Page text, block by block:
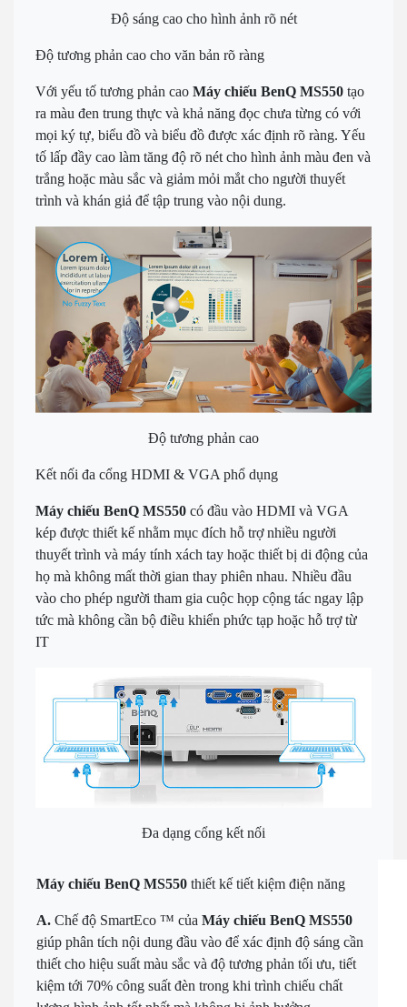
Độ sáng cao cho hình ảnh rõ nét
Độ tương phản cao cho văn bản rõ ràng
Với yếu tố tương phản cao Máy chiếu BenQ MS550 tạo
ra màu đen trung thực và khả năng đọc chưa từng có với
mọi ký tự, biểu đồ và biểu đồ được xác định rõ ràng. Yếu
tố lấp đầy cao làm tăng độ rõ nét cho hình ảnh màu đen và
trắng hoặc màu sắc và giảm mỏi mắt cho người thuyết
trình và khán giả để tập trung vào nội dung.
Độ tương phản cao
Kết nối đa cổng HDMI & VGA phổ dụng
Máy chiếu BenQ MS550 có đầu vào HDMI và VGA
kép được thiết kế nhằm mục đích hỗ trợ nhiều người
thuyết trình và máy tính xách tay hoặc thiết bị di động của
họ mà không mất thời gian thay phiên nhau. Nhiều đầu
vào cho phép người tham gia cuộc họp cộng tác ngay lập
tức mà không cần bộ điều khiển phức tạp hoặc hỗ trợ từ
IT
Đa dạng cổng kết nối
Máy chiếu BenQ MS550 thiết kế tiết kiệm điện năng
A. Chế độ SmartEco ™ của Máy chiếu BenQ MS550
giúp phân tích nội dung đầu vào để xác định độ sáng cần
thiết cho hiệu suất màu sắc và độ tương phản tối ưu, tiết
kiệm tới 70% công suất đèn trong khi trình chiếu chất